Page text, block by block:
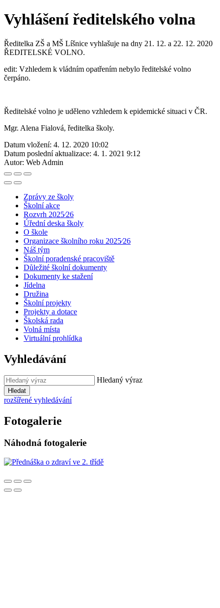
Vyhlášení ředitelského volna
Ředitelka ZŠ a MŠ Líšnice vyhlašuje na dny 21. 12. a 22. 12. 2020
ŘEDITELSKÉ VOLNO.
edit: Vzhledem k vládním opatřením nebylo ředitelské volno
čerpáno.
Ředitelské volno je uděleno vzhledem k epidemické situaci v ČR.
Mgr. Alena Fialová, ředitelka školy.
Datum vložení: 4. 12. 2020 10:02
Datum poslední aktualizace: 4. 1. 2021 9:12
Autor: Web Admin
Zprávy ze školy
Školní akce
Rozvrh 2025⁄26
Úřední deska školy
O škole
Organizace školního roku 2025⁄26
Náš tým
Školní poradenské pracoviště
Důležité školní dokumenty
Dokumenty ke stažení
Jídelna
Družina
Školní projekty
Projekty a dotace
Školská rada
Volná místa
Virtuální prohlídka
Vyhledávání
Hledaný výraz
Hledat
rozšířené vyhledávání
Fotogalerie
Náhodná fotogalerie